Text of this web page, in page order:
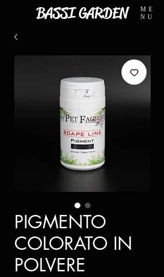
ME
NU
BASSI GARDEN
PIGMENTO
COLORATO IN
POLVERE